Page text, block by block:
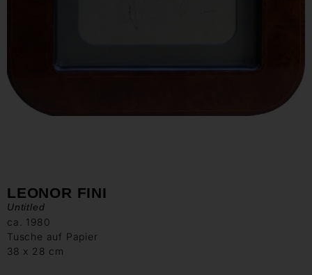
LEONOR FINI
Untitled
ca. 1980
Tusche auf Papier
38 x 28 cm